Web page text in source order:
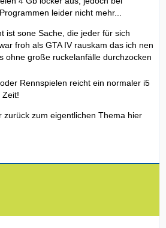
leider nicht mehr...
ist sone Sache, die jeder für sich
froh als GTA IV rauskam das ich nen
ohne große ruckelanfälle durchzocken
Rennspielen reicht ein normaler i5
Zeit!
zurück zum eigentlichen Thema hier